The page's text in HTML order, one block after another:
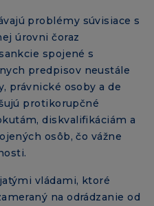
problémy súvisiace s
úrovni čoraz
spojené s
predpisov neustále
právnické osoby a de
protikorupčné
diskvalifikáciám a
osôb, čo vážne
vládami, ktoré
na odrádzanie od